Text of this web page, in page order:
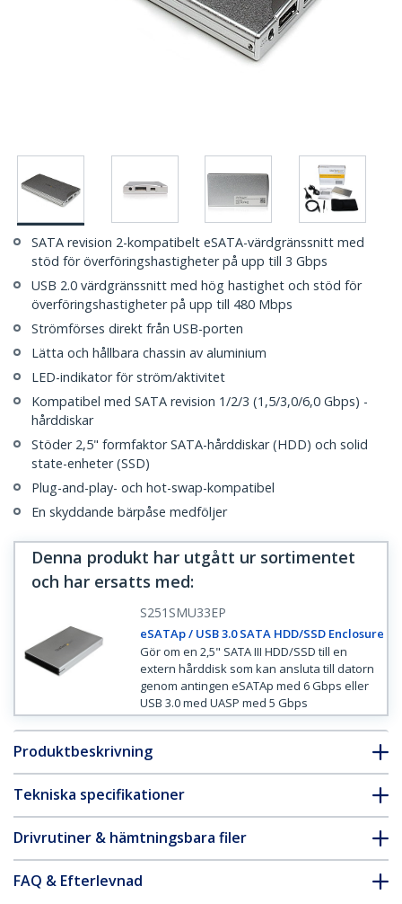
SATA revision 2-kompatibelt eSATA-värdgränssnitt med
stöd för överföringshastigheter på upp till 3 Gbps
USB 2.0 värdgränssnitt med hög hastighet och stöd för
överföringshastigheter på upp till 480 Mbps
Strömförses direkt från USB-porten
Lätta och hållbara chassin av aluminium
LED-indikator för ström/aktivitet
Kompatibel med SATA revision 1/2/3 (1,5/3,0/6,0 Gbps) -
hårddiskar
Stöder 2,5" formfaktor SATA-hårddiskar (HDD) och solid
state-enheter (SSD)
Plug-and-play- och hot-swap-kompatibel
En skyddande bärpåse medföljer
Denna produkt har utgått ur sortimentet
och har ersatts med:
S251SMU33EP
eSATAp / USB 3.0 SATA HDD/SSD Enclosure
Gör om en 2,5" SATA III HDD/SSD till en
extern hårddisk som kan ansluta till datorn
genom antingen eSATAp med 6 Gbps eller
USB 3.0 med UASP med 5 Gbps
Produktbeskrivning
Tekniska specifikationer
Drivrutiner & hämtningsbara filer
FAQ & Efterlevnad